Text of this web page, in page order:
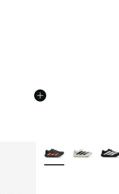
Meer kleuren